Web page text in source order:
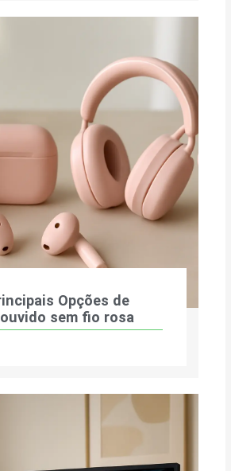
Opções de
sem fio rosa